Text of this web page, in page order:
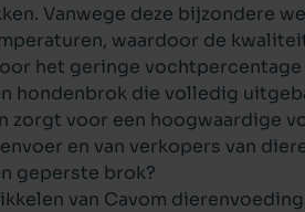
. Vanwege deze bijzondere
waardoor de
het geringe vochtpercentage
hondenbrok die volledig
zorgt voor een hoogwaardige
en van verkopers van
geperste brok?
van Cavom